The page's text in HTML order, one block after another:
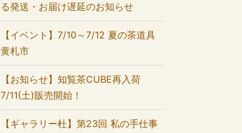
る発送・お届け遅延のお知らせ
【イベント】7/10～7/12 夏の茶道具
黄札市
【お知らせ】知覧茶CUBE再入荷
7/11(土)販売開始！
【ギャラリー杜】第23回 私の手仕事